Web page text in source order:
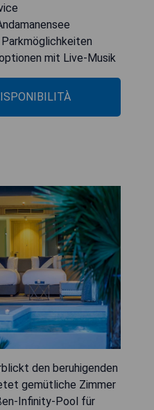
mit Live-Musik
den beruhigenden
gemütliche Zimmer
Infinity-Pool für